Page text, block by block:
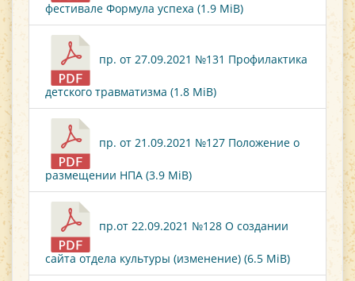
фестивале Формула успеха (1.9 MiB)
пр. от 27.09.2021 №131 Профилактика
детского травматизма (1.8 MiB)
пр. от 21.09.2021 №127 Положение о
размещении НПА (3.9 MiB)
пр.от 22.09.2021 №128 О создании
сайта отдела культуры (изменение) (6.5 MiB)